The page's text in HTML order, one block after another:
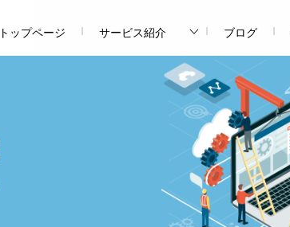
トップページ サービス紹介 ブログ